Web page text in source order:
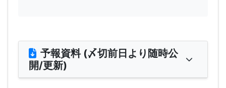
予報資料 (〆切前日より随時公
開/更新)